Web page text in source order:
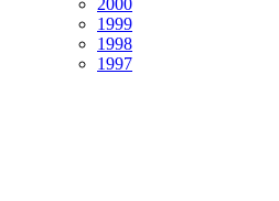
2000
1999
1998
1997